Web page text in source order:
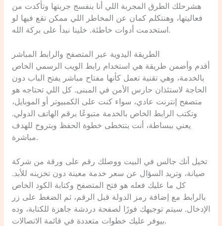
هشرحلك الطرق المجربة اللي أنا بنفسج جربتها وتأكدت من
فعاليتها، وهنتكلم كمان عن المخاطر اللي ممكن تقع فيها لو
استخدمت أدوات خاطئة. خلينا نبدأ على بركة الله.
الطريقة اليدوية عبر المتصفح والرابط المباشر
أقدم وأضمن طريقة هي استخدام رابط الويب الرسمي الخاص
بالخدمة، وهي تقنية تعمل كأنها مفتاح مباشر يفتح الباب دون
الحاجة لاستئذان حارس الأمن في المبنى. كل اللي تحتاجه هو
متصفح إنترنت عادي، سواء كنت على الكمبيوتر أو الموبايل،
وتكتب الرابط الخاص بالخدمة متبوعًا برقم الهاتف الدولي.
يعني ببساطة، أنت بتتخطى خطوة الحفظ وبتروح للهدف
مباشرة.
تخيل أنك جالس في البيت ووصلك رقم على ورقة من شركة
صيانة، وتريد السؤال عن سعر خدمة معينة دون تخزينه للأبد.
كل ما عليك فعله هو فتح المتصفح وكتابة الكود الخاص
بالرابط مع إضافة رمز الدولة قبل الرقم، ثم الضغط على زر
الإدخال. سيتم توجيهك فورًا لصفحة دردشة جاهزة للكتابة، وده
بيوفر عليك خطوات متعددة في قائمة الاتصالات.